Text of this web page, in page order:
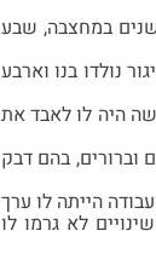
במחצבה, שבע
נולדו בנו וארבע
היה לו לאבד את
וברורים, בהם דבק
הייתה לו ערך
לא גרמו לו